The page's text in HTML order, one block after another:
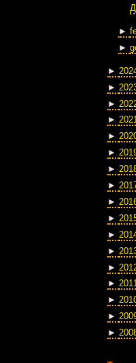
►
►
►
►
►
►
►
►
►
►
►
►
►
►
►
►
►
►
►